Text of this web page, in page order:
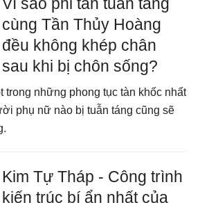
cùng Tần Thủy Hoàng
đều không khép chân
sau khi bị chôn sống?
trong những phong tục tàn khốc nhất
phụ nữ nào bị tuẫn táng cũng sẽ
Kim Tự Tháp - Công trình
kiến trúc bí ẩn nhất của